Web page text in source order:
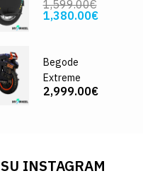
1,599.00€
1,380.00€
Begode
Extreme
2,999.00€
SU INSTAGRAM